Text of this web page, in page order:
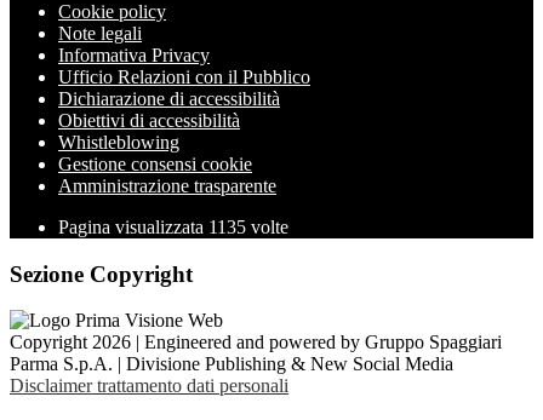
Cookie policy
Note legali
Informativa Privacy
Ufficio Relazioni con il Pubblico
Dichiarazione di accessibilità
Obiettivi di accessibilità
Whistleblowing
Gestione consensi cookie
Amministrazione trasparente
Pagina visualizzata 1135 volte
Sezione Copyright
Copyright 2026 | Engineered and powered by Gruppo Spaggiari
Parma S.p.A. | Divisione Publishing & New Social Media
Disclaimer trattamento dati personali